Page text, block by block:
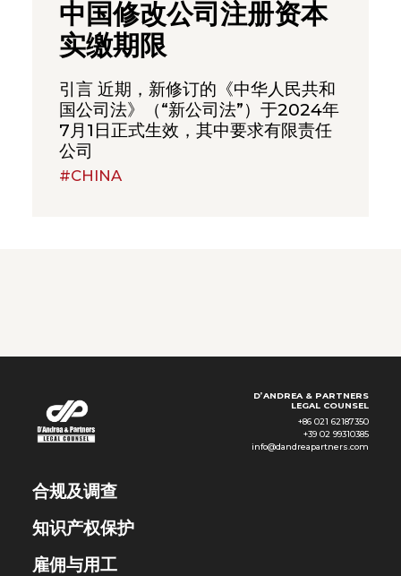
中国修改公司注册资本
实缴期限
引言 近期，新修订的《中华人民共和
国公司法》（“新公司法”）于2024年
7月1日正式生效，其中要求有限责任
公司
#CHINA
D’ANDREA & PARTNERS
LEGAL COUNSEL
+86 021 62187350
+39 02 99310385
info@dandreapartners.com
合规及调查
知识产权保护
雇佣与用工